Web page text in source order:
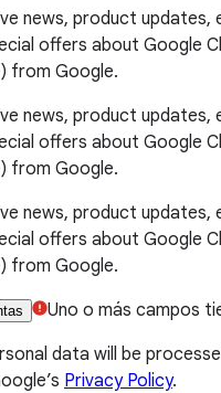
news, product updates,
offers about Google
from Google.
news, product updates,
offers about Google
from Google.
news, product updates,
offers about Google
from Google.
Uno o más campos
data will be
Privacy Policy.